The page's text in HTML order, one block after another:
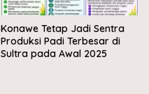
Konawe Tetap Jadi Sentra
Produksi Padi Terbesar di
Sultra pada Awal 2025